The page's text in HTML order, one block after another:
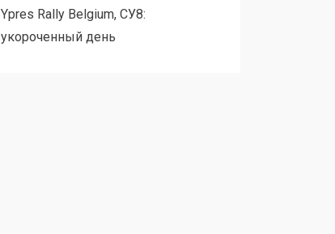
Ypres Rally Belgium, СУ8:
укороченный день